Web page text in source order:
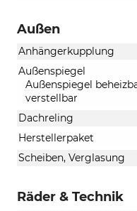
Außen
Anhängerkupplung
Außenspiegel
Außenspiegel
verstellbar
Dachreling
Herstellerpaket
Scheiben, Verglasung
Räder & Technik